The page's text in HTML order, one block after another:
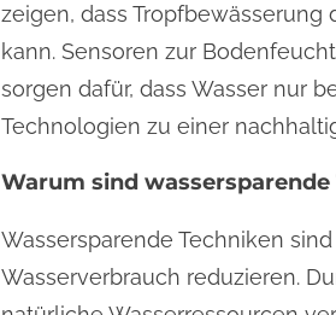
zeigen, dass
kann. Sensoren zur
sorgen dafür, dass Wasser nur
Technologien zu einer
Warum sind
Wassersparende Techniken
Wasserverbrauch reduzieren.